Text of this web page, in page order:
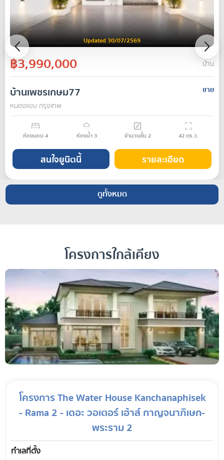
Updated 30/07/2569
฿3,990,000 บ้าน
บ้านเพชรเกษม77
ขาย
หนองแขม กรุงเทพ
ห้องนอน 4 ห้องน้ำ 3 จำนวนชั้น 2 42ตร.ว.
สนใจยูนิตนี้ รายละเอียด
ดูทั้งหมด
โครงการใกล้เคียง
โครงการ The Water House Kanchanaphisek
- Rama 2 - เดอะ วอเตอร์ เฮ้าส์ กาญจนาภิเษก-
พระราม 2
ทำเลที่ตั้ง